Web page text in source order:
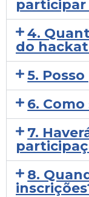
4.
do
5.
6.
7.
8.